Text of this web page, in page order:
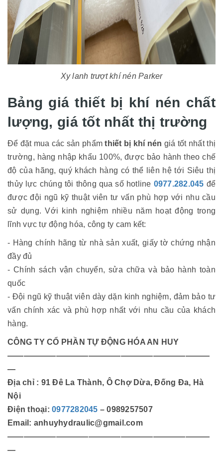
Xy lanh trượt khí nén Parker
Bảng giá thiết bị khí nén chất
lượng, giá tốt nhất thị trường
Để đặt mua các sản phẩm thiết bị khí nén giá tốt nhất thị
trường, hàng nhập khẩu 100%, được bảo hành theo chế
độ của hãng, quý khách hàng có thể liên hệ tới Siêu thị
thủy lực chúng tôi thông qua số hotline 0977.282.045 để
được đội ngũ kỹ thuật viên tư vấn phù hợp với nhu cầu
sử dụng. Với kinh nghiệm nhiều năm hoạt động trong
lĩnh vực tự động hóa, công ty cam kết:
- Hàng chính hãng từ nhà sản xuất, giấy tờ chứng nhận
đầy đủ
- Chính sách vận chuyển, sửa chữa và bảo hành toàn
quốc
- Đội ngũ kỹ thuật viên dày dặn kinh nghiệm, đảm bảo tư
vấn chính xác và phù hợp nhất với nhu cầu của khách
hàng.
CÔNG TY CỔ PHẦN TỰ ĐỘNG HÓA AN HUY
—————————————————————————
—
Địa chỉ : 91 Đê La Thành, Ô Chợ Dừa, Đống Đa, Hà
Nội
Điện thoại: 0977282045 – 0989257507
Email: anhuyhydraulic@gmail.com
—————————————————————————
—